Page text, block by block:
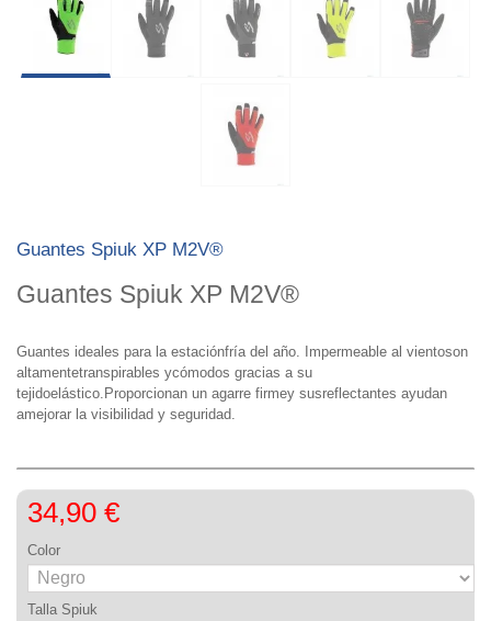
Guantes Spiuk XP M2V®
Guantes Spiuk XP M2V®
Guantes ideales para la estaciónfría del año. Impermeable al vientoson
altamentetranspirables ycómodos gracias a su
tejidoelástico.Proporcionan un agarre firmey susreflectantes ayudan
amejorar la visibilidad y seguridad.
34,90 €
Color
Talla Spiuk